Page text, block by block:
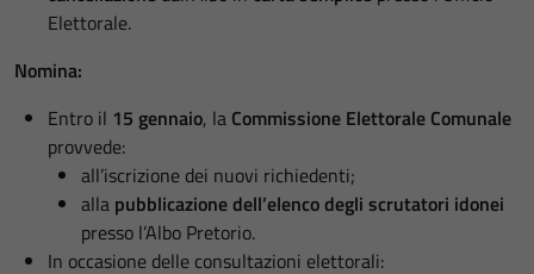
Elettorale.
Nomina:
Entro il 15 gennaio, la Commissione Elettorale Comunale
provvede:
all’iscrizione dei nuovi richiedenti;
alla pubblicazione dell’elenco degli scrutatori idonei
presso l’Albo Pretorio.
In occasione delle consultazioni elettorali: